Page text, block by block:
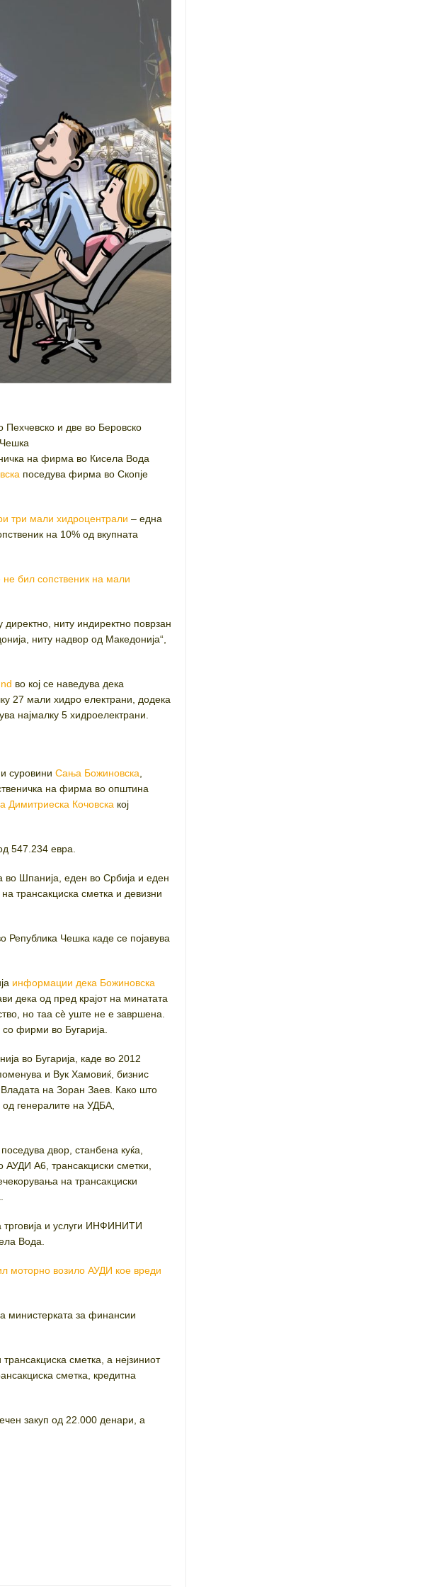
и две во Беровско
на фирма во Кисела Вода
поседува фирма во Скопје
три мали хидроцентрали – една
на 10% од вкупната
бил сопственик на мали
ниту индиректно поврзан
ниту надвор од Македонија“,
во кој се наведува дека
27 мали хидро електрани, додека
најмалку 5 хидроелектрани.
суровиниСања Божиновска,
на фирма во општина
Димитриеска Кочовска кој
547.234 евра.
во Шпанија, еден во Србија и еден
трансакциска сметка и девизни
Република Чешка каде се појавува
информации дека Божиновска
дека од пред крајот на минатата
но таа сѐ уште не е завршена.
фирми во Бугарија.
во Бугарија, каде во 2012
и Вук Хамовиќ, бизнис
на Зоран Заев. Како што
генералите на УДБА,
поседува двор, станбена куќа,
АУДИ А6, трансакциски сметки,
на трансакциски
трговија и услуги ИНФИНИТИ
Вода.
моторно возило АУДИ кое вреди
министерката за финансии
сметка, а нејзиниот
сметка, кредитна
закуп од 22.000 денари, а